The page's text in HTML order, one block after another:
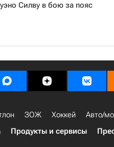
Силву в бою за пояс
ЗОЖ Хоккей Авто/
Продукты и сервисы